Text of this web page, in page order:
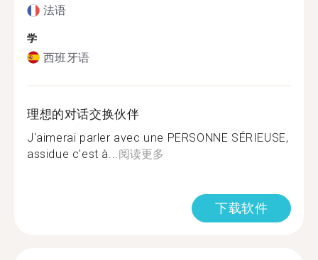
法语
学
西班牙语
理想的对话交换伙伴
J'aimerai parler avec une PERSONNE SÉRIEUSE,
assidue c'est à... 阅读更多
下载软件